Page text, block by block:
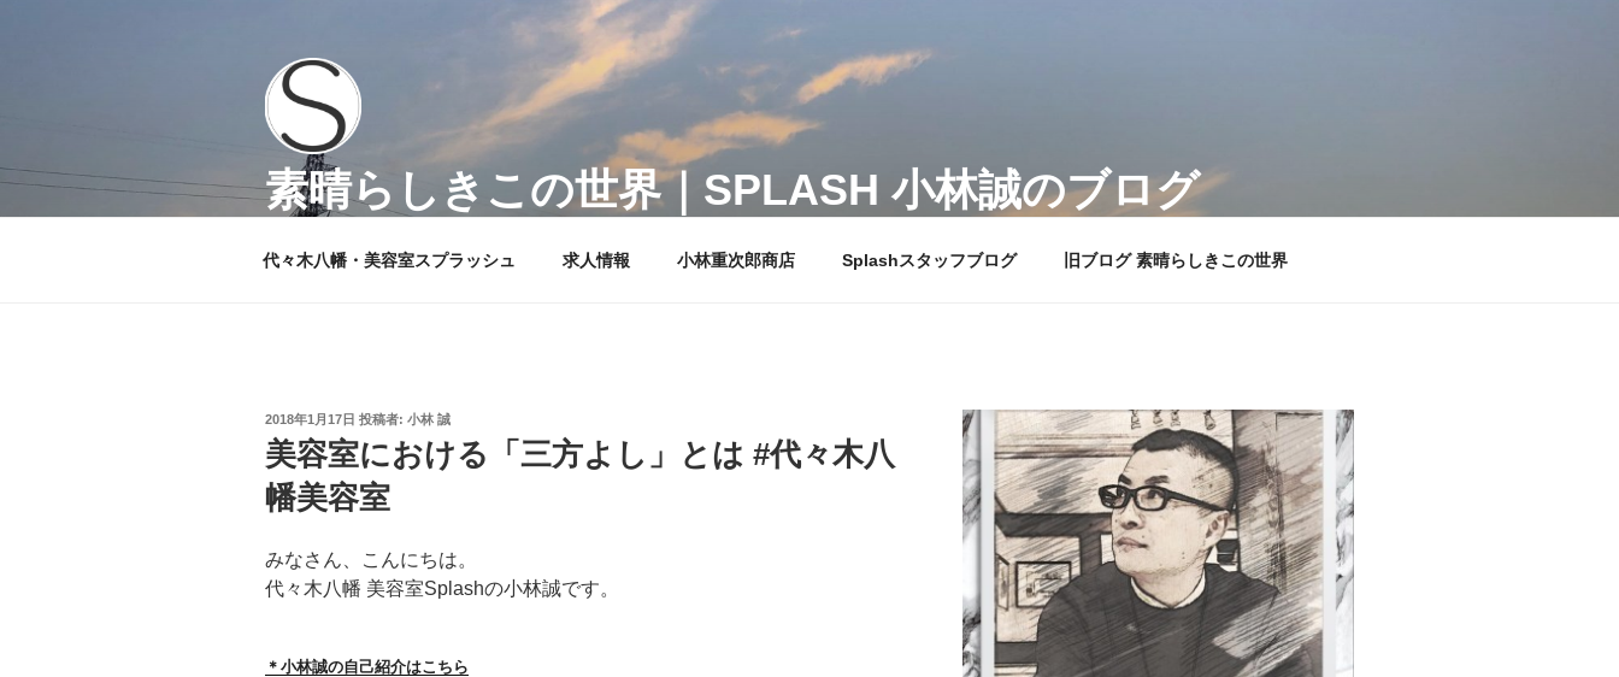
ス
キ
素晴らしきこの世界｜SPLASH 小林誠のブログ
代々木八幡・美容室スプラッシュ 求人情報 小林重次郎商店 Splashスタッフブログ 旧ブログ 素晴らしきこの世界
投
稿
日:
2018年1月17日 投稿者: 小林 誠
美容室における「三方よし」とは #代々木八
幡美容室
みなさん、こんにちは。
代々木八幡 美容室Splashの小林誠です。
＊小林誠の自己紹介はこちら